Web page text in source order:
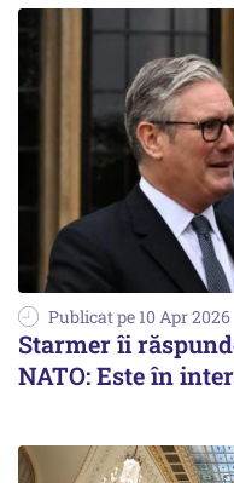
Publicat pe 10 Apr 2026
Starmer îi
NATO: Este în